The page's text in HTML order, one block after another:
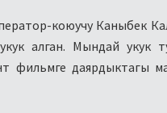
коюучу Каныбек
алган. Мындай укук
фильмге даярдыктагы